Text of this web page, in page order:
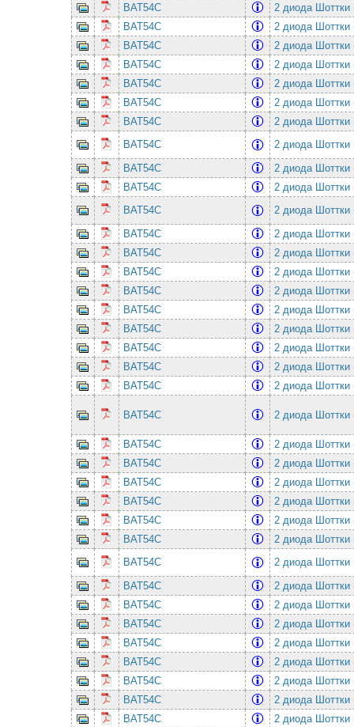
BAT54C
2 диода
BAT54C
2 диода
BAT54C
2 диода
BAT54C
2 диода
BAT54C
2 диода
BAT54C
2 диода
BAT54C
2 диода
BAT54C
2 диода
BAT54C
2 диода
BAT54C
2 диода
BAT54C
2 диода
BAT54C
2 диода
BAT54C
2 диода
BAT54C
2 диода
BAT54C
2 диода
BAT54C
2 диода
BAT54C
2 диода
BAT54C
2 диода
BAT54C
2 диода
BAT54C
2 диода
BAT54C 2 диода
BAT54C
2 диода
BAT54C
2 диода
BAT54C
2 диода
BAT54C
2 диода
BAT54C
2 диода
BAT54C
2 диода
BAT54C
2 диода
BAT54C
2 диода
BAT54C
2 диода
BAT54C
2 диода
BAT54C
2 диода
BAT54C
2 диода
BAT54C
2 диода
BAT54C
2 диода
BAT54C
2 диода